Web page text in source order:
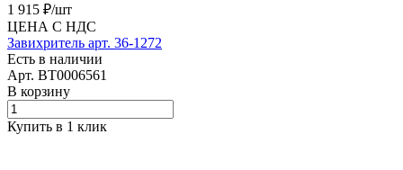
1 915 ₽/шт
ЦЕНА С НДС
Завихритель арт. 36-1272
Есть в наличии
Арт. BT0006561
В корзину
Купить в 1 клик